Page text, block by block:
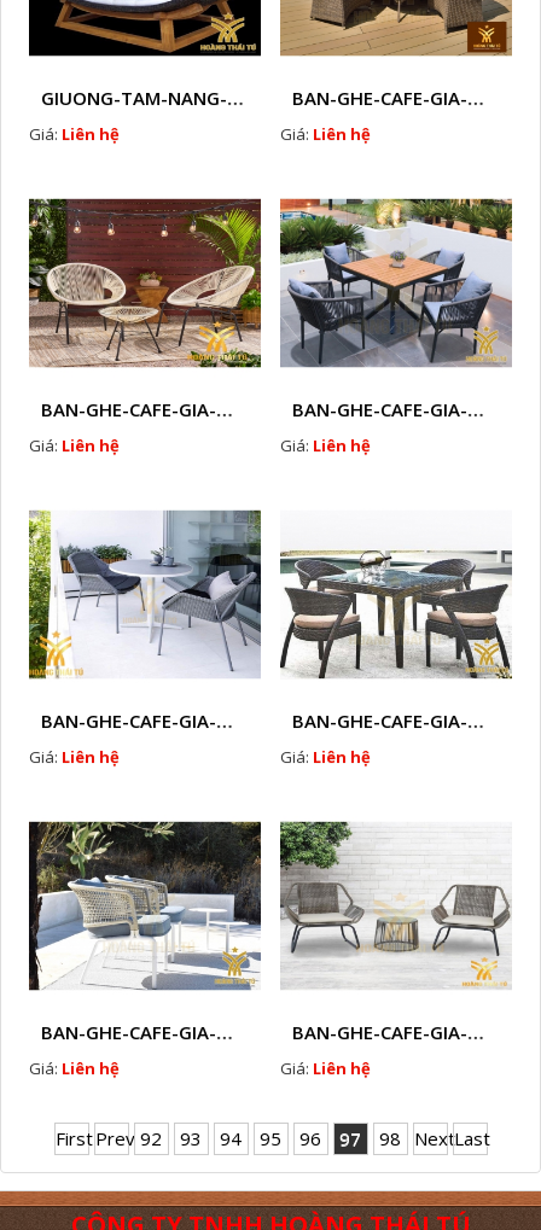
GIUONG-TAM-NANG-GIA-MAY HTT - NB1
Giá: Liên hệ
BAN-GHE-CAFE-GIA-MAY-HTT - 200
Giá: Liên hệ
BAN-GHE-CAFE-GIA-MAY-HTT - 212
Giá: Liên hệ
BAN-GHE-CAFE-GIA-MAY-HTT - 225
Giá: Liên hệ
BAN-GHE-CAFE-GIA-MAY-HTT - 227
Giá: Liên hệ
BAN-GHE-CAFE-GIA-MAY-HTT - 229
Giá: Liên hệ
BAN-GHE-CAFE-GIA-MAY-HTT - 230
Giá: Liên hệ
BAN-GHE-CAFE-GIA-MAY-HTT - 232
Giá: Liên hệ
FirstPrev 92 93 94 95 96 97 98 NextLast